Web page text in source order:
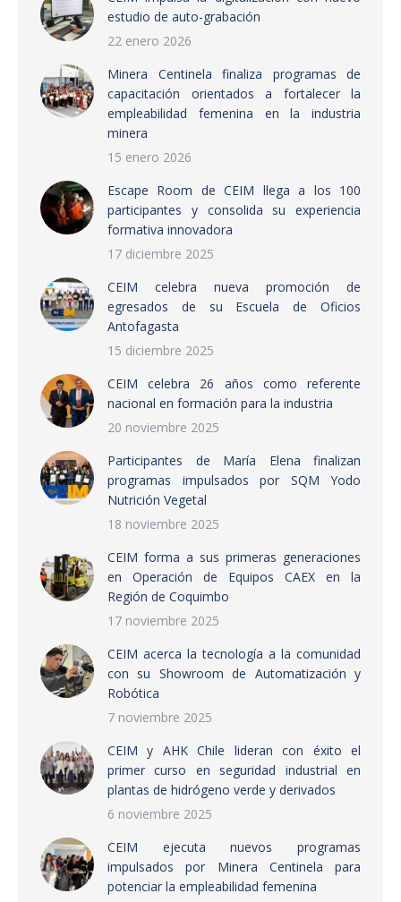
estudio de auto-grabación
22 enero 2026
Minera Centinela finaliza programas de
capacitación orientados a fortalecer la
empleabilidad femenina en la industria
minera
15 enero 2026
Escape Room de CEIM llega a los 100
participantes y consolida su experiencia
formativa innovadora
17 diciembre 2025
CEIM celebra nueva promoción de
egresados de su Escuela de Oficios
Antofagasta
15 diciembre 2025
CEIM celebra 26 años como referente
nacional en formación para la industria
20 noviembre 2025
Participantes de María Elena finalizan
programas impulsados por SQM Yodo
Nutrición Vegetal
18 noviembre 2025
CEIM forma a sus primeras generaciones
en Operación de Equipos CAEX en la
Región de Coquimbo
17 noviembre 2025
CEIM acerca la tecnología a la comunidad
con su Showroom de Automatización y
Robótica
7 noviembre 2025
CEIM y AHK Chile lideran con éxito el
primer curso en seguridad industrial en
plantas de hidrógeno verde y derivados
6 noviembre 2025
CEIM ejecuta nuevos programas
impulsados por Minera Centinela para
potenciar la empleabilidad femenina